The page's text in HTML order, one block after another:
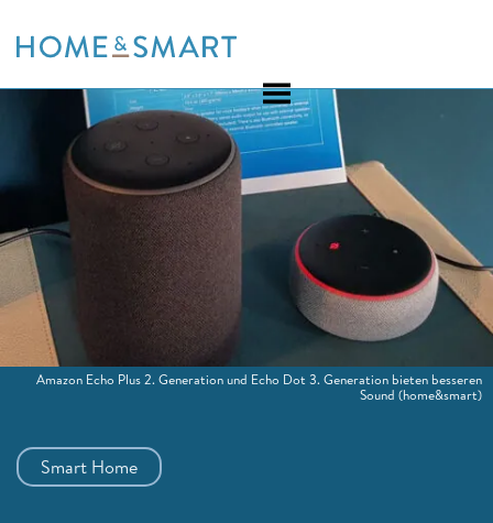
to
Smart Home
Amazon Echo Plus 2. Generation und Echo Dot 3. Generation bieten besseren
Sound (home&smart)